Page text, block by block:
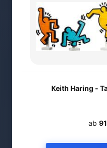
Keith Haring -
ab